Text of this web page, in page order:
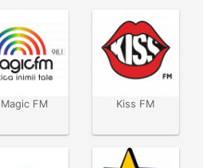
Magic FM Kiss FM